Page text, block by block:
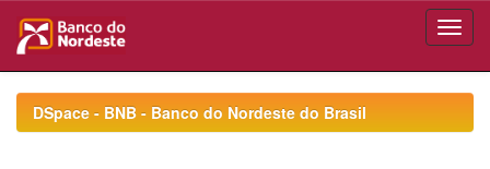
navigationDSpace - BNB - Banco do Nordeste do Brasil